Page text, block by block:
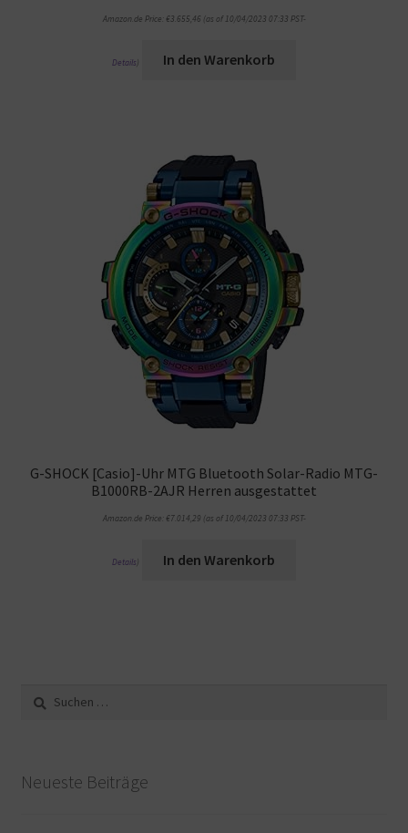
Amazon.de Price: €3.655,46 (as of 10/04/2023 07:33 PST-
Details In den Warenkorb
G-SHOCK [Casio]-Uhr MTG Bluetooth Solar-Radio MTG-
B1000RB-2AJR Herren ausgestattet
Amazon.de Price: €7.014,29 (as of 10/04/2023 07:33 PST-
Details In den Warenkorb
nach:
Neueste Beiträge